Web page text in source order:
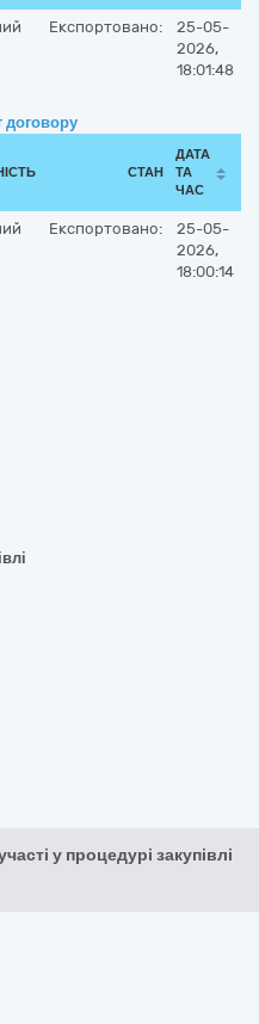
Експортовано:
25-05-
2026,
18:01:48
договору
СТАН
ДАТА
ТА
ЧАС
Експортовано:
25-05-
2026,
18:00:14
у процедурі закупівлі